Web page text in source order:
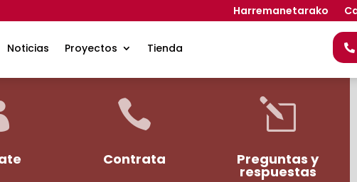
Harremanetarako
Noticias Proyectos Tienda

Contrata
l
Preguntas y
respuestas